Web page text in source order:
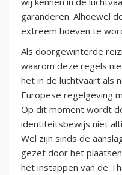
garanderen. Alhoewel
extreem hoeven te
Als doorgewinterde
waarom deze regels
het in de luchtvaart als
Europese regelgeving
Op dit moment wordt
identiteitsbewijs niet
Wel zijn sinds de
gezet door het
het instappen van de